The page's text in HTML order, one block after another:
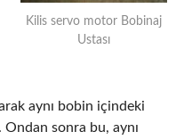
Kilis servo motor Bobinaj
Ustası
aynı bobin içindeki
sonra bu, aynı